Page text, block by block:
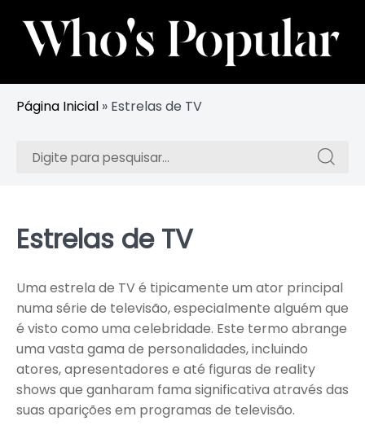
content
Whos Popular
Acompanhe Celebridades e Influenciadores em Alta
Página Inicial » Estrelas de TV
Procurar:
Estrelas de TV
Uma estrela de TV é tipicamente um ator principal
numa série de televisão, especialmente alguém que
é visto como uma celebridade. Este termo abrange
uma vasta gama de personalidades, incluindo
atores, apresentadores e até figuras de reality
shows que ganharam fama significativa através das
suas aparições em programas de televisão.